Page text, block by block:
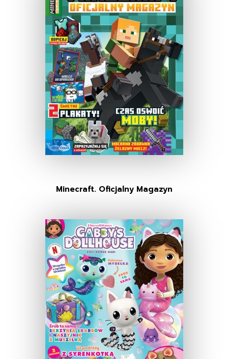
Minecraft. Oficjalny Magazyn